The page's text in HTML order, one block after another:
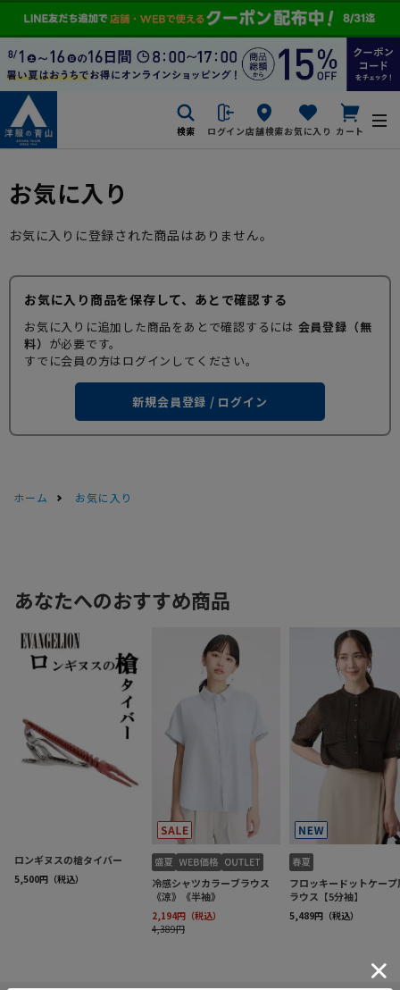
検索 ログイン店舗検索お気に入り カート
お気に入り
お気に入りに登録された商品はありません。
お気に入り商品を保存して、あとで確認する
お気に入りに追加した商品をあとで確認するには 会員登録（無
料） が必要です。
すでに会員の方はログインしてください。
新規会員登録 / ログイン
ホーム お気に入り